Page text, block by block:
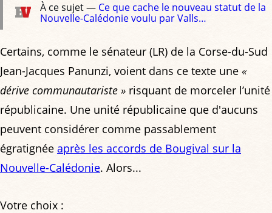
À ce sujet — Ce que cache le nouveau statut de la
Nouvelle-Calédonie voulu par Valls…
Certains, comme le sénateur (LR) de la Corse-du-Sud
Jean-Jacques Panunzi, voient dans ce texte une «
dérive communautariste » risquant de morceler l’unité
républicaine. Une unité républicaine que d'aucuns
peuvent considérer comme passablement
égratignée après les accords de Bougival sur la
Nouvelle-Calédonie. Alors...
Votre choix :